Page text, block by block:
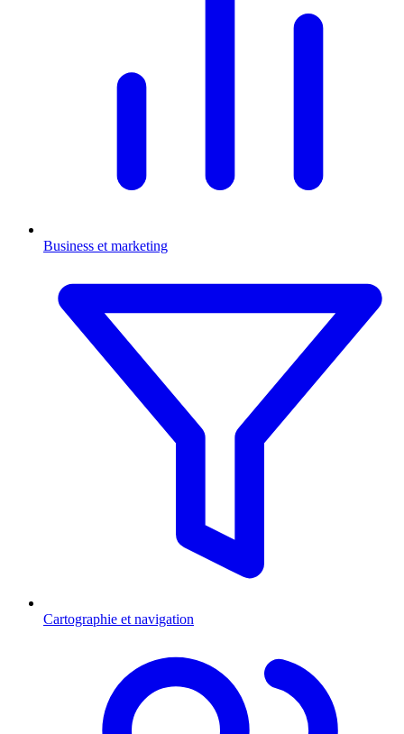
Business et marketing
Cartographie et navigation